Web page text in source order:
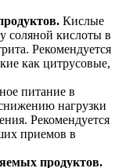
Кислые
соляной кислоты в
Рекомендуется
как цитрусовые,
питание в
нагрузки
Рекомендуется
приемов в
продуктов.